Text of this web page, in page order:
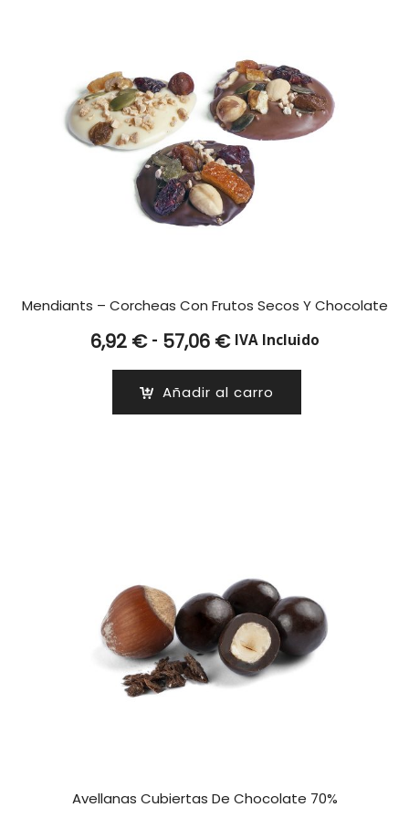
Mendiants – Corcheas Con Frutos Secos Y Chocolate
6,92 € - 57,06 €Rango
desde
IVA Incluido
Añadir al carro
Avellanas Cubiertas De Chocolate 70%